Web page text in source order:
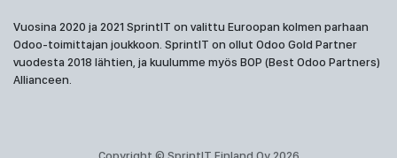
Vuosina 2020 ja 2021 SprintIT on valittu Euroopan kolmen parhaan
Odoo-toimittajan joukkoon. SprintIT on ollut Odoo Gold Partner
vuodesta 2018 lähtien, ja kuulumme myös BOP (Best Odoo Partners)
Allianceen.
Copyright © SprintIT Finland Oy 2026